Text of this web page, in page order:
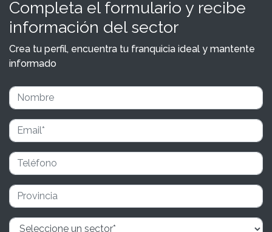
Completa el formulario y recibe
información del sector
Crea tu perfil, encuentra tu franquicia ideal y mantente
informado